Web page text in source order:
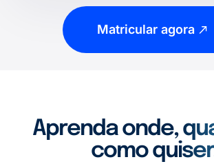
Matricular agora
Aprenda onde,
como